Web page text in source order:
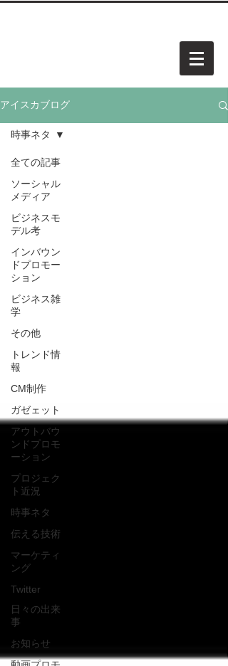
アイスカブログ
全ての記事
ソーシャル
メディア
ビジネスモ
デル考
インバウン
ドプロモー
ション
ビジネス雑
学
その他
トレンド情
報
CM制作
ガゼェット
アウトバウ
ンドプロモ
ーション
プロジェク
ト近況
時事ネタ
伝える技術
マーケティ
ング
Twitter
日々の出来
事
お知らせ
時事ネタ